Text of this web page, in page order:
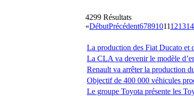
4299 Résultats
«DébutPrécédent67891011121314
La production des Fiat Ducato et
La CLA va devenir le modèle
Renault va arrêter la production
Objectif de 400 000 véhicules
Le groupe Toyota présente les